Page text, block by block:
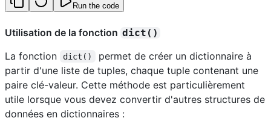
Run the code
Utilisation de la fonction dict()
La fonction dict()
permet de créer un dictionnaire à
partir d'une liste de tuples, chaque tuple contenant une
paire clé-valeur. Cette méthode est particulièrement
utile lorsque vous devez convertir d'autres structures de
données en dictionnaires :